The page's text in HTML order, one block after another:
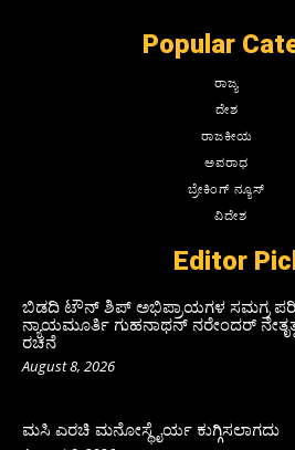
Popular
ರಾಜ್ಯ
ದೇಶ
ರಾಜಕೀಯ
ಅಪರಾಧ
ಬ್ರೇಕಿಂಗ್ ನ್ಯೂಸ್
ವಿದೇಶ
Editor
ಬಿಡದಿ ಟೌನ್ ಶಿಪ್ ಅಭಿಪ್ರಾಯಗಳ ಸಮಗ್ರ
ನ್ಯಾಯಮೂರ್ತಿ ಗುಹನಾಥನ್ ನರೇಂದರ್
ರಚನೆ
August 8, 2026
ಮಸಿ ಎರಚಿ ಮನೋಸ್ಥೈರ್ಯ ಕುಗ್ಗಿಸಲಾಗದು